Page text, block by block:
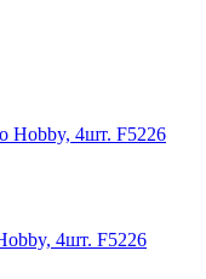
4шт. F5226